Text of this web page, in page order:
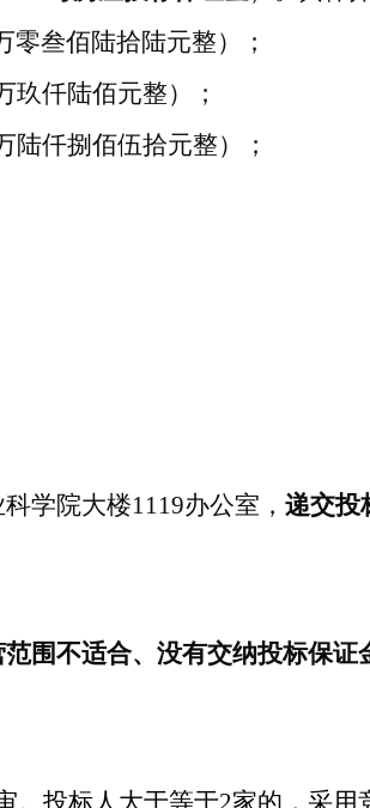
零叁佰陆拾陆元整）；
玖仟陆佰元整）；
陆仟捌佰伍拾元整）；
学院大楼1119办公室， 递交投
范围不适合、没有交纳投标保
。投标人大于等于2家的，采用